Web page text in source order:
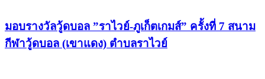
มอบรางวัลวู้ดบอล ”ราไวย์-ภูเก็ตเกมส์” ครั้งที่ 7 สนาม
กีฬาวู้ดบอล (เขาแดง) ตำบลราไวย์